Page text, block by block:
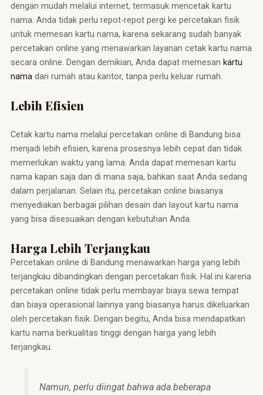
dengan mudah melalui internet, termasuk mencetak kartu
nama. Anda tidak perlu repot-repot pergi ke percetakan fisik
untuk memesan kartu nama, karena sekarang sudah banyak
percetakan online yang menawarkan layanan cetak kartu nama
secara online. Dengan demikian, Anda dapat memesan kartu
namadari rumah atau kantor, tanpa perlu keluar rumah.
Lebih Efisien
Cetak kartu nama melalui percetakan online di Bandung bisa
menjadi lebih efisien, karena prosesnya lebih cepat dan tidak
memerlukan waktu yang lama. Anda dapat memesan kartu
nama kapan saja dan di mana saja, bahkan saat Anda sedang
dalam perjalanan. Selain itu, percetakan online biasanya
menyediakan berbagai pilihan desain dan layout kartu nama
yang bisa disesuaikan dengan kebutuhan Anda.
Harga Lebih Terjangkau
Percetakan online di Bandung menawarkan harga yang lebih
terjangkau dibandingkan dengan percetakan fisik. Hal ini karena
percetakan online tidak perlu membayar biaya sewa tempat
dan biaya operasional lainnya yang biasanya harus dikeluarkan
oleh percetakan fisik. Dengan begitu, Anda bisa mendapatkan
kartu nama berkualitas tinggi dengan harga yang lebih
terjangkau.
Namun, perlu diingat bahwa ada beberapa